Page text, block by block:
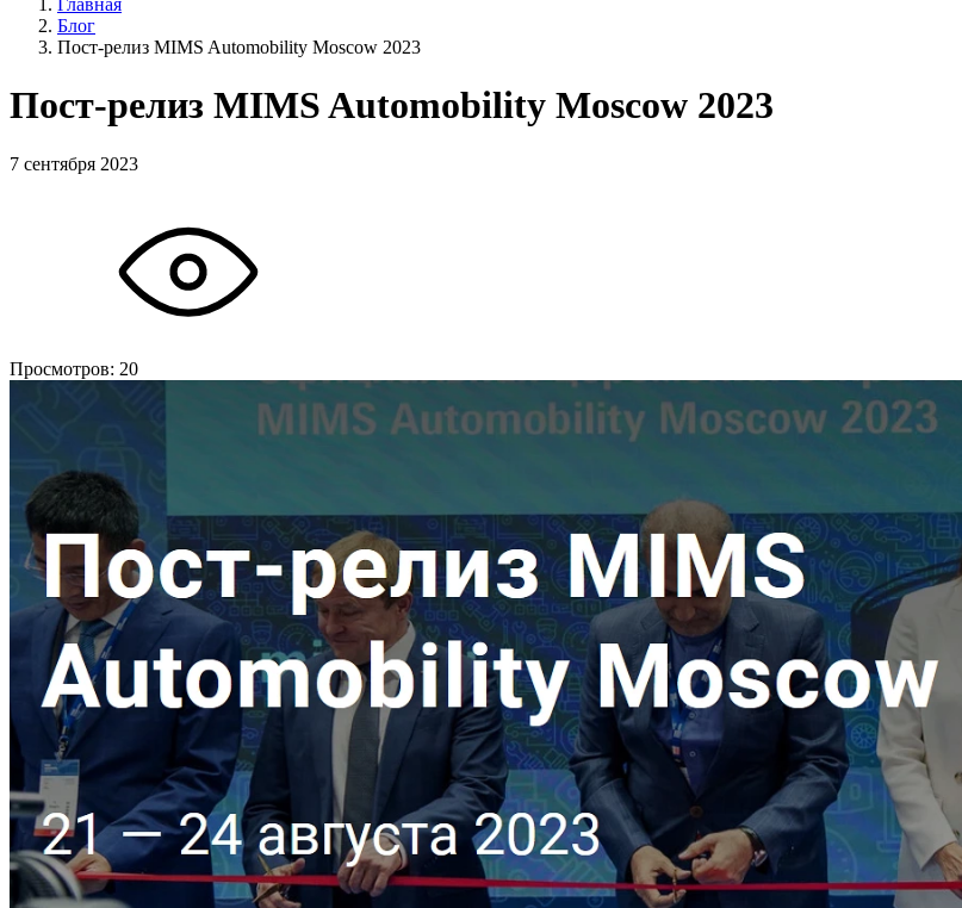
Главная
Блог
Пост-релиз MIMS Automobility Moscow 2023
Пост-релиз MIMS Automobility Moscow 2023
7 сентября 2023
Просмотров: 20